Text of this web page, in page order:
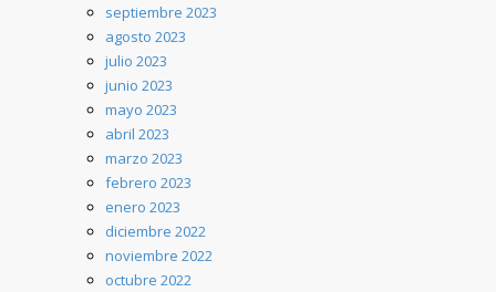
septiembre 2023
agosto 2023
julio 2023
junio 2023
mayo 2023
abril 2023
marzo 2023
febrero 2023
enero 2023
diciembre 2022
noviembre 2022
octubre 2022